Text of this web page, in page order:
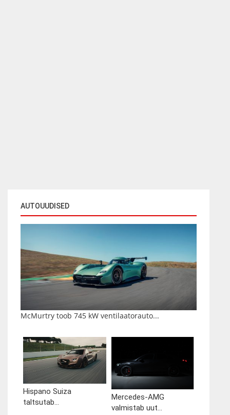
AUTOUUDISED
McMurtry toob 745 kW ventilaatorauto...
Hispano Suiza
taltsutab...
Mercedes-AMG
valmistab uut...